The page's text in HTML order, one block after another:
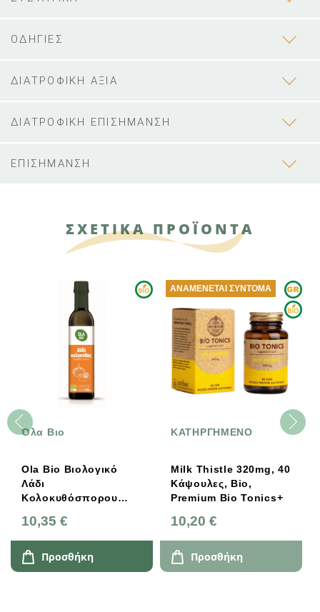
ΟΔΗΓΙΕΣ
ΔΙΑΤΡΟΦΙΚΗ ΑΞΙΑ
ΔΙΑΤΡΟΦΙΚΗ ΕΠΙΣΗΜΑΝΣΗ
ΕΠΙΣΗΜΑΝΣΗ
ΣΧΕΤΙΚΑ ΠΡΟΪΟΝΤΑ
Όλα Βιο
Ola Bio Βιολογικό
Λάδι
Κολοκυθόσπορου
10,35 €
Προσθήκη
ΚΑΤΗΡΓΗΜΕΝΟ
Milk Thistle 320mg, 40
Κάψουλες, Bio,
Premium Bio Tonics+
10,20 €
ΑΝΑΜΈΝΕΤΑΙ ΣΎΝΤΟΜΑ
Προσθήκη